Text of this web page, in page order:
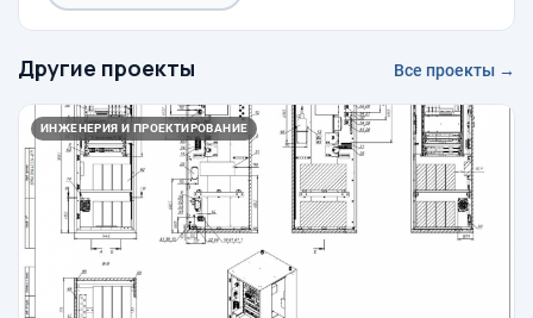
Другие проекты Все проекты →
ИНЖЕНЕРИЯ И ПРОЕКТИРОВАНИЕ